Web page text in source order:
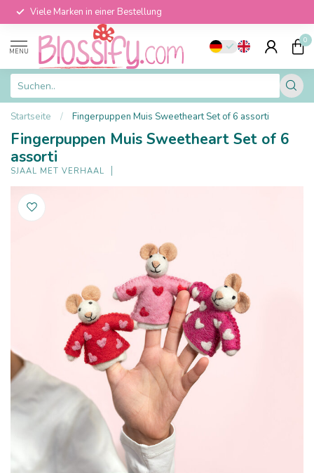
Viele Marken in einer Bestellung
MENU
0
Startseite / Fingerpuppen Muis Sweetheart Set of 6 assorti
Fingerpuppen Muis Sweetheart Set of 6
assorti
SJAAL MET VERHAAL